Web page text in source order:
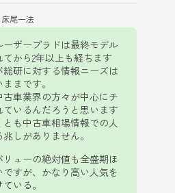
尾一法
ーザープラドは最終モデル
から2年以上も経ちます
総研に対する情報ニーズは
まです。
古車業界の方々が中心にチ
ているんだろうと思います
とも中古車相場情報での人
しがありません。
リューの絶対値も全盛期ほ
ですが、かなり高い人気を
いる。